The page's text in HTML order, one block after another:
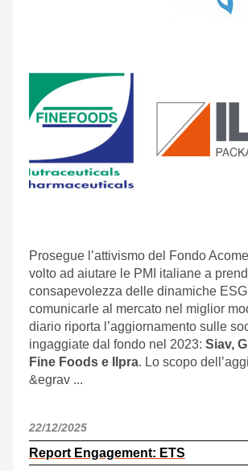
Prosegue l’attivismo del Fondo
volto ad aiutare le PMI italiane a
consapevolezza delle dinamiche
comunicarle al mercato nel miglior
diario riporta l’aggiornamento sulle
ingaggiate dal fondo nel 2023: Siav,
Fine Foods e Ilpra. Lo scopo
&egrav ...
22/12/2025
Report Engagement: ETS